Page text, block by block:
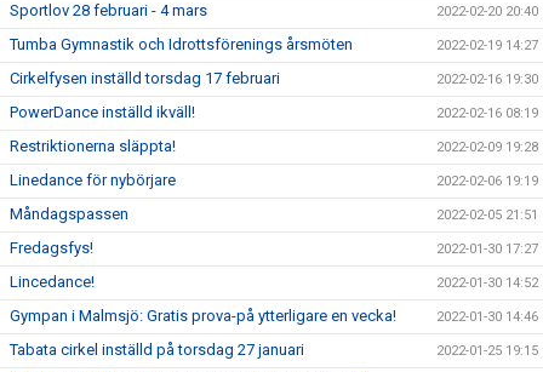
Sportlov 28 februari - 4 mars 2022-02-20 20:40
Tumba Gymnastik och Idrottsförenings årsmöten 2022-02-19 14:27
Cirkelfysen inställd torsdag 17 februari 2022-02-16 19:30
PowerDance inställd ikväll! 2022-02-16 08:19
Restriktionerna släppta! 2022-02-09 19:28
Linedance för nybörjare 2022-02-06 19:19
Måndagspassen 2022-02-05 21:51
Fredagsfys! 2022-01-30 17:27
Lincedance! 2022-01-30 14:52
Gympan i Malmsjö: Gratis prova-på ytterligare en vecka! 2022-01-30 14:46
Tabata cirkel inställd på torsdag 27 januari 2022-01-25 19:15